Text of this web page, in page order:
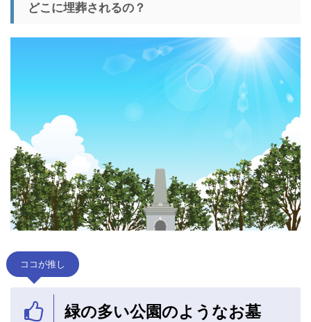
どこに埋葬されるの？
ココが推し
緑の多い公園のようなお墓